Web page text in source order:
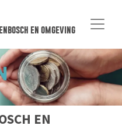
en omgeving
EN